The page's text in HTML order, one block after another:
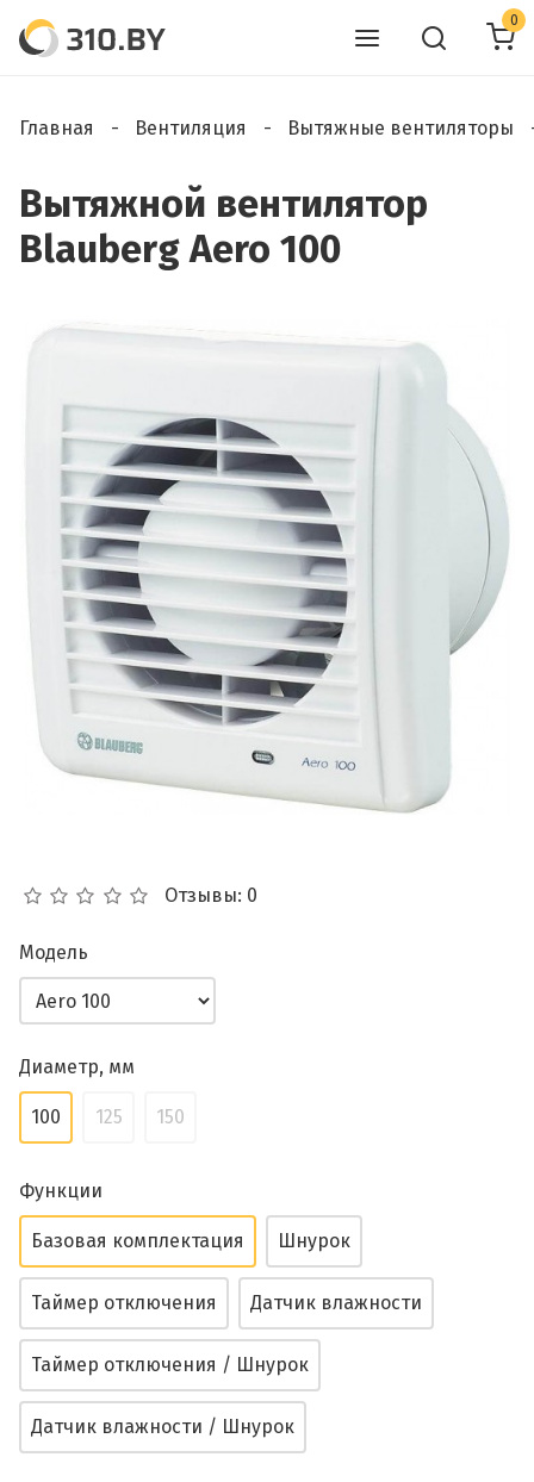
0
Главная Вентиляция Вытяжные вентиляторы
Вытяжной вентилятор
Blauberg Aero 100
Отзывы: 0
Модель
Диаметр, мм
100 125 150
Функции
Базовая комплектация Шнурок
Таймер отключения Датчик влажности
Таймер отключения / Шнурок
Датчик влажности / Шнурок